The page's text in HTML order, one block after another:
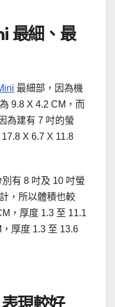
最細、最
最細部，因為機
9.8 X 4.2 CM，而
為建有 7 吋的螢
X 6.7 X 11.8
有 8 吋及 10 吋螢
，所以體積也較
，厚度 1.3 至 11.1
厚度 1.3 至 13.6